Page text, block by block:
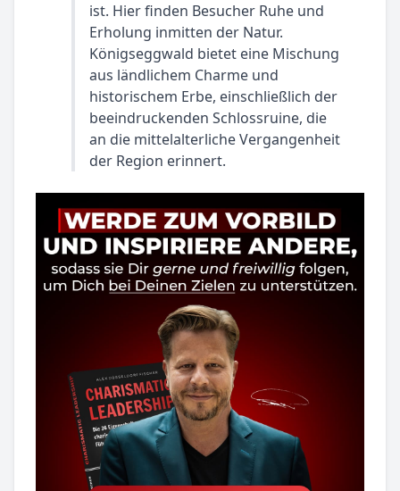
ist. Hier finden Besucher Ruhe und
Erholung inmitten der Natur.
Königseggwald bietet eine Mischung
aus ländlichem Charme und
historischem Erbe, einschließlich der
beeindruckenden Schlossruine, die
an die mittelalterliche Vergangenheit
der Region erinnert.